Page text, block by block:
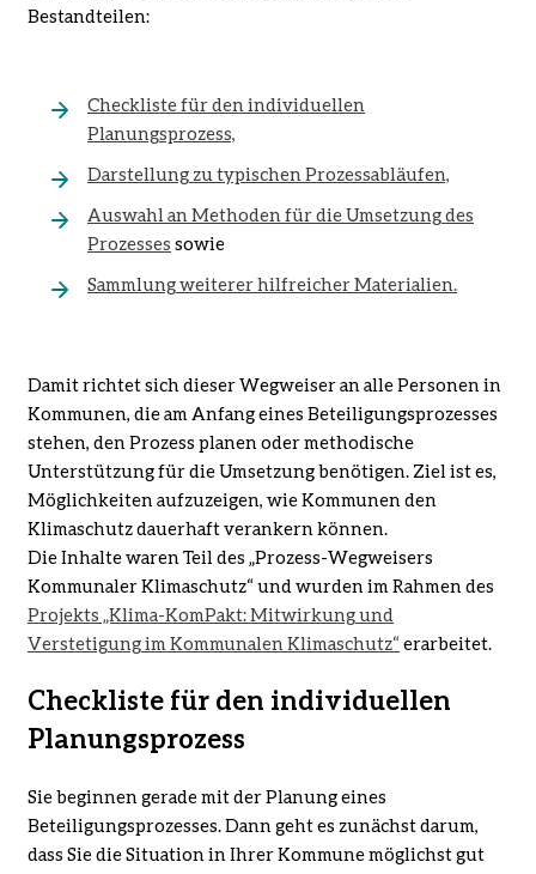
Bestandteilen:
Checkliste für den individuellen
Planungsprozess,
Darstellung zu typischen Prozessabläufen,
Auswahl an Methoden für die Umsetzung des
Prozesses sowie
Sammlung weiterer hilfreicher Materialien.
Damit richtet sich dieser Wegweiser an alle Personen in
Kommunen, die am Anfang eines Beteiligungsprozesses
stehen, den Prozess planen oder methodische
Unterstützung für die Umsetzung benötigen. Ziel ist es,
Möglichkeiten aufzuzeigen, wie Kommunen den
Klimaschutz dauerhaft verankern können.
Die Inhalte waren Teil des „Prozess-Wegweisers
Kommunaler Klimaschutz“ und wurden im Rahmen des
Projekts „Klima-KomPakt: Mitwirkung und
Verstetigung im Kommunalen Klimaschutz“erarbeitet.
Checkliste für den individuellen
Planungsprozess
Sie beginnen gerade mit der Planung eines
Beteiligungsprozesses. Dann geht es zunächst darum,
dass Sie die Situation in Ihrer Kommune möglichst gut